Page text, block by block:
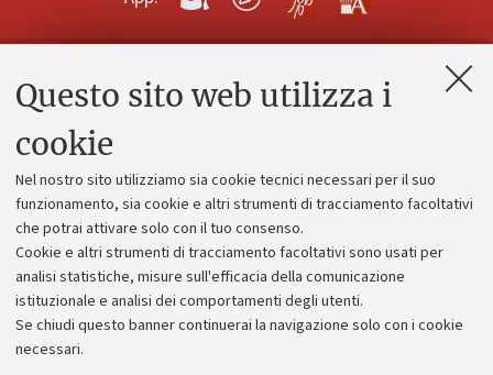
Questo sito web utilizza i
cookie
Nel nostro sito utilizziamo sia cookie tecnici necessari per il suo
funzionamento, sia cookie e altri strumenti di tracciamento facoltativi
che potrai attivare solo con il tuo consenso.
Cookie e altri strumenti di tracciamento facoltativi sono usati per
analisi statistiche, misure sull'efficacia della comunicazione
istituzionale e analisi dei comportamenti degli utenti.
Se chiudi questo banner continuerai la navigazione solo con i cookie
necessari.
Contatti e PEC
Alumni community
Piano strategico
Bilanci
Donazioni e 5x1000